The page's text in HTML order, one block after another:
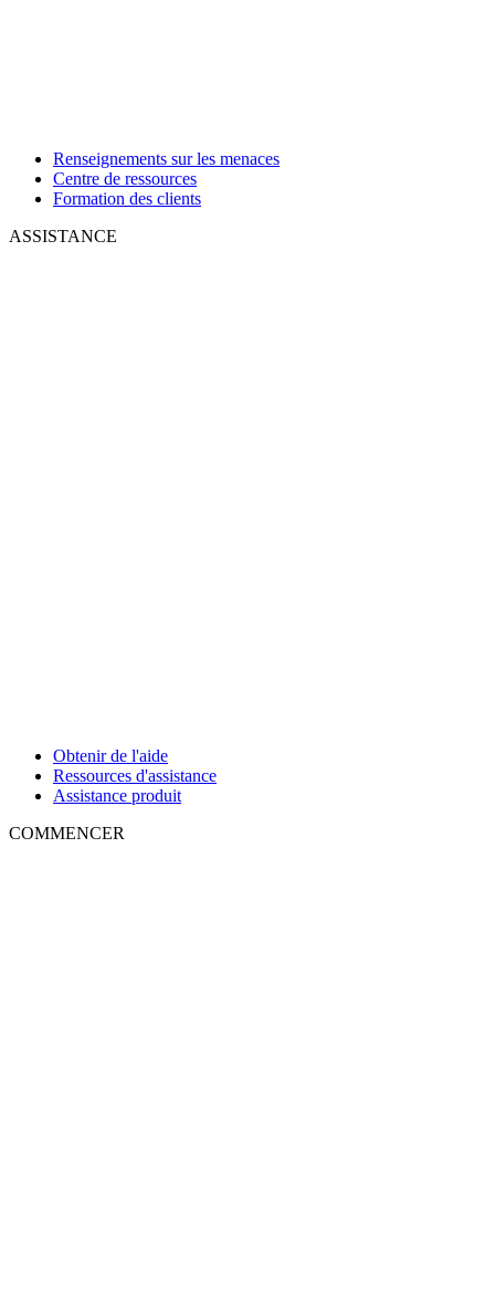
Renseignements sur les menaces
Centre de ressources
Formation des clients
ASSISTANCE
Obtenir de l'aide
Ressources d'assistance
Assistance produit
COMMENCER